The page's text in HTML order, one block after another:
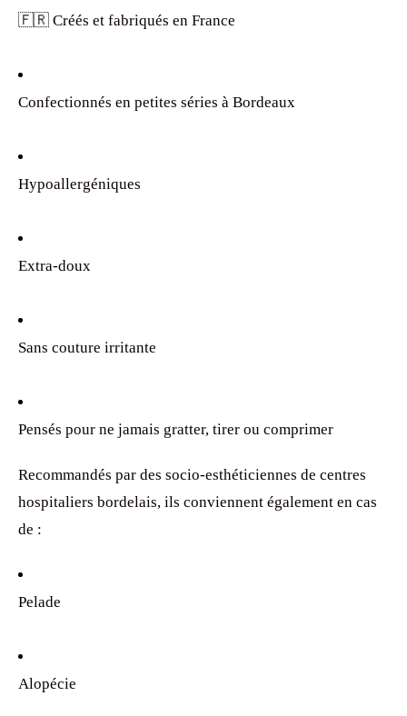
🇫🇷 Créés et fabriqués en France
Confectionnés en petites séries à Bordeaux
Hypoallergéniques
Extra-doux
Sans couture irritante
Pensés pour ne jamais gratter, tirer ou comprimer
Recommandés par des socio-esthéticiennes de centres
hospitaliers bordelais, ils conviennent également en cas
de :
Pelade
Alopécie